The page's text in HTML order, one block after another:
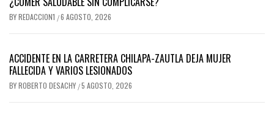
BYREDACCION1 /6 AGOSTO, 2026
ACCIDENTE EN LA CARRETERA CHILAPA-ZAUTLA DEJA MUJER
FALLECIDA Y VARIOS LESIONADOS
BYROBERTO DESACHY /5 AGOSTO, 2026